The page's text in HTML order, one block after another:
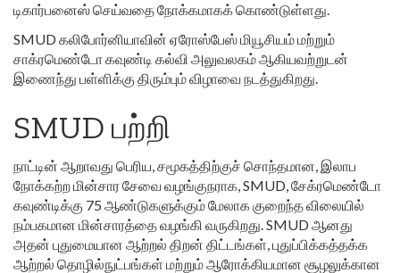
டிகார்பனைஸ் செய்வதை நோக்கமாகக் கொண்டுள்ளது.
SMUD கலிபோர்னியாவின் ஏரோஸ்பேஸ் மியூசியம் மற்றும்
சாக்ரமெண்டோ கவுண்டி கல்வி அலுவலகம் ஆகியவற்றுடன்
இணைந்து பள்ளிக்கு திரும்பும் விழாவை நடத்துகிறது.
SMUD பற்றி
நாட்டின் ஆறாவது பெரிய, சமூகத்திற்குச் சொந்தமான, இலாப
நோக்கற்ற மின்சார சேவை வழங்குநராக, SMUD, சேக்ரமெண்டோ
கவுண்டிக்கு 75 ஆண்டுகளுக்கும் மேலாக குறைந்த விலையில்
நம்பகமான மின்சாரத்தை வழங்கி வருகிறது. SMUD ஆனது
அதன் புதுமையான ஆற்றல் திறன் திட்டங்கள், புதுப்பிக்கத்தக்க
ஆற்றல் தொழில்நுட்பங்கள் மற்றும் ஆரோக்கியமான சூழலுக்கான